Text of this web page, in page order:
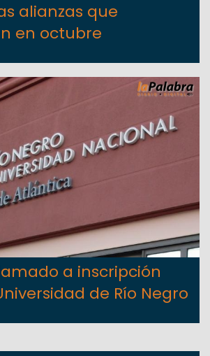
alianzas que
en octubre
a inscripción
de Río Negro